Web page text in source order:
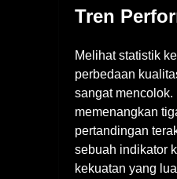
Tren
Melihat statistik
perbedaan
sangat
memenangkan
pertandingan
sebuah indikator
kekuatan yang